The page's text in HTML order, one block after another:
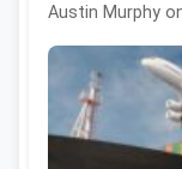
Austin Murphy